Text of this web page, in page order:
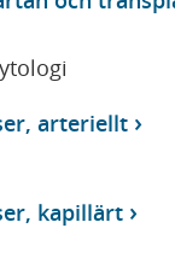
arteriellt
kapillärt